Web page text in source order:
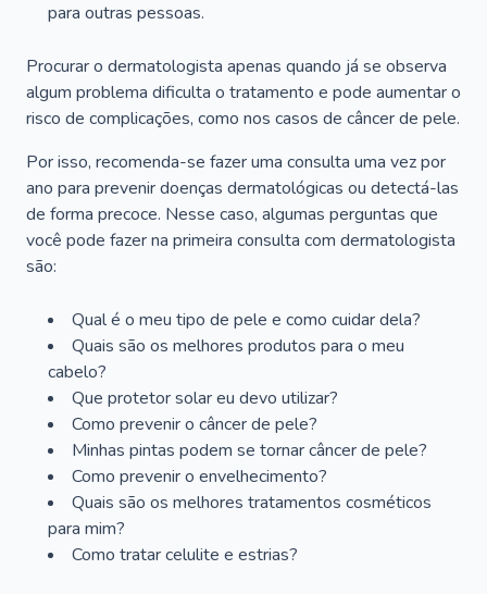
para outras pessoas.
Procurar o dermatologista apenas quando já se observa
algum problema dificulta o tratamento e pode aumentar o
risco de complicações, como nos casos de câncer de pele.
Por isso, recomenda-se fazer uma consulta uma vez por
ano para prevenir doenças dermatológicas ou detectá-las
de forma precoce. Nesse caso, algumas perguntas que
você pode fazer na primeira consulta com dermatologista
são:
Qual é o meu tipo de pele e como cuidar dela?
Quais são os melhores produtos para o meu
cabelo?
Que protetor solar eu devo utilizar?
Como prevenir o câncer de pele?
Minhas pintas podem se tornar câncer de pele?
Como prevenir o envelhecimento?
Quais são os melhores tratamentos cosméticos
para mim?
Como tratar celulite e estrias?